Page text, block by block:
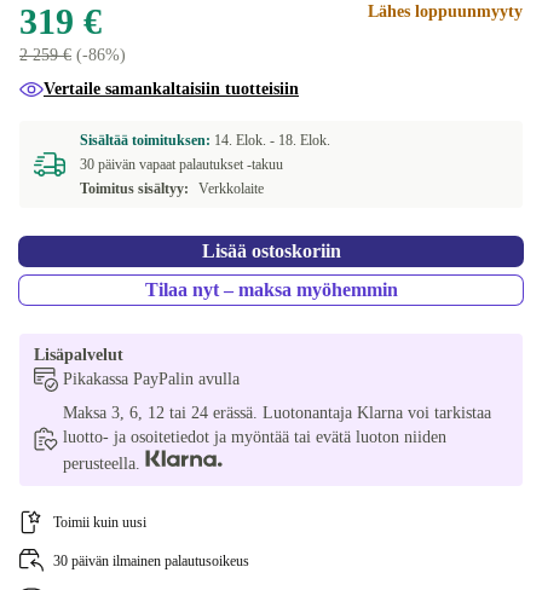
319 €
2 259 € (-86%)
Lähes loppuunmyyty
Vertaile samankaltaisiin tuotteisiin
Sisältää toimituksen: 14. Elok. - 18. Elok.
30 päivän vapaat palautukset -takuu
Toimitus sisältyy:
Verkkolaite
Lisää ostoskoriin
Tilaa nyt – maksa myöhemmin
Lisäpalvelut
Pikakassa PayPalin avulla
Maksa 3, 6, 12 tai 24 erässä. Luotonantaja Klarna voi tarkistaa
luotto- ja osoitetiedot ja myöntää tai evätä luoton niiden
perusteella.
Toimii kuin uusi
30 päivän ilmainen palautusoikeus